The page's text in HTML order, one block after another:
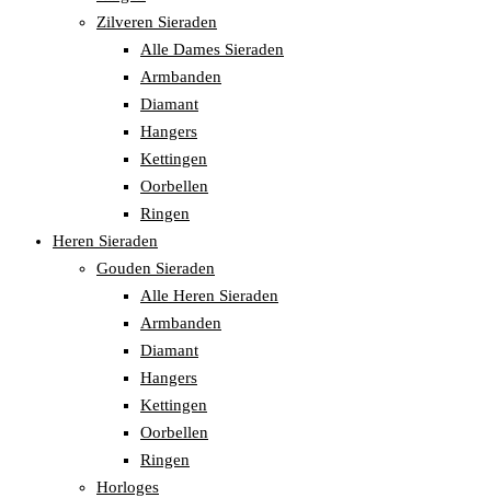
Zilveren Sieraden
Alle Dames Sieraden
Armbanden
Diamant
Hangers
Kettingen
Oorbellen
Ringen
Heren Sieraden
Gouden Sieraden
Alle Heren Sieraden
Armbanden
Diamant
Hangers
Kettingen
Oorbellen
Ringen
Horloges